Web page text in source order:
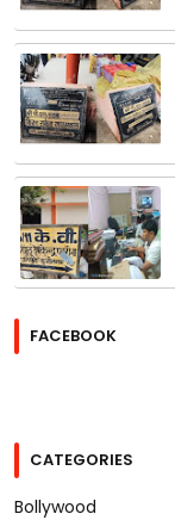
FACEBOOK
CATEGORIES
Bollywood